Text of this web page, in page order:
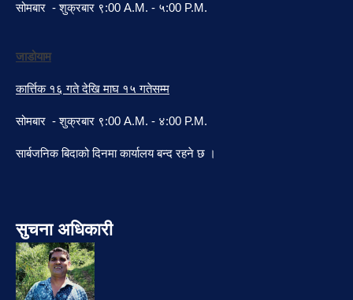
सोमबार - शुक्रबार ९:00 A.M. - ५:00 P.M.
जाडोयाम
कार्त्तिक १६ गते देखि माघ १५ गतेसम्म
सोमबार - शुक्रबार ९:00 A.M. - ४:00 P.M.
सार्बजनिक बिदाको दिनमा कार्यालय बन्द रहने छ ।
सुचना अधिकारी